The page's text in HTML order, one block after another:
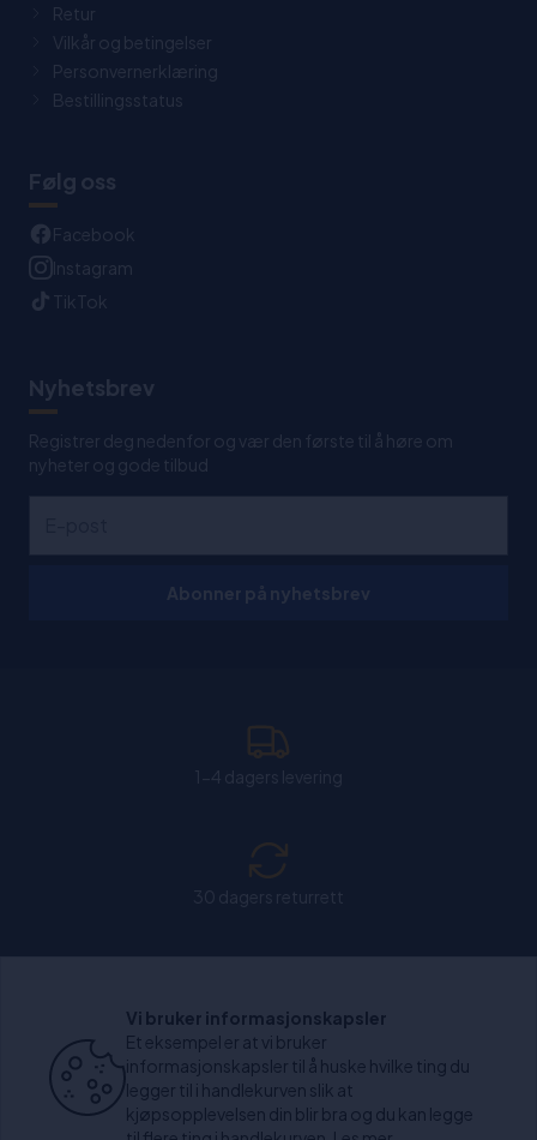
Retur
Vilkår og betingelser
Personvernerklæring
Bestillingsstatus
Følg oss
Facebook
Instagram
TikTok
Nyhetsbrev
Registrer deg nedenfor og vær den første til å høre om
nyheter og gode tilbud
Chat: Åpen alle hverdager fra kl. 11:00-15:30.
Vi bruker informasjonskapsler
Et eksempel er at vi bruker
informasjonskapsler til å huske hvilke ting du
legger til i handlekurven slik at
kjøpsopplevelsen din blir bra og du kan legge